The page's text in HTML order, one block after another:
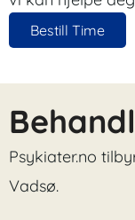
Bestill Time
Psykiater.no
Vadsø.